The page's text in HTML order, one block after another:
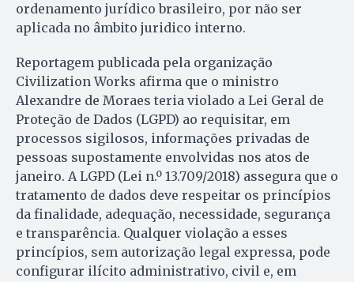
ordenamento jurídico brasileiro, por não ser
aplicada no âmbito juridico interno.
Reportagem publicada pela organização
Civilization Works afirma que o ministro
Alexandre de Moraes teria violado a Lei Geral de
Proteção de Dados (LGPD) ao requisitar, em
processos sigilosos, informações privadas de
pessoas supostamente envolvidas nos atos de
janeiro. A LGPD (Lei n.º 13.709/2018) assegura que o
tratamento de dados deve respeitar os princípios
da finalidade, adequação, necessidade, segurança
e transparência. Qualquer violação a esses
princípios, sem autorização legal expressa, pode
configurar ilícito administrativo, civil e, em